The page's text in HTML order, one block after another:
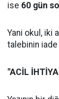
ise 60 gün
Yani okul, iki
talebinin
"ACİL